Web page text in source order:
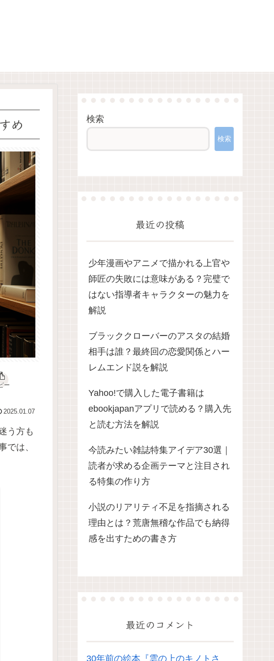
め
ー
2025.01.07
う方も
では、
検索
検索
最近の投稿
少年漫画やアニメで描かれる上官や
師匠の失敗には意味がある？完璧で
はない指導者キャラクターの魅力を
解説
ブラッククローバーのアスタの結婚
相手は誰？最終回の恋愛関係とハー
レムエンド説を解説
Yahoo!で購入した電子書籍は
ebookjapanアプリで読める？購入先
と読む方法を解説
今読みたい雑誌特集アイデア30選｜
読者が求める企画テーマと注目され
る特集の作り方
小説のリアリティ不足を指摘される
理由とは？荒唐無稽な作品でも納得
感を出すための書き方
最近のコメント
30年前の絵本『雲の上のキノトさ